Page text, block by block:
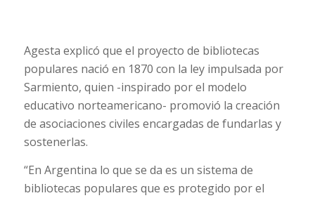
Agesta explicó que el proyecto de bibliotecas
populares nació en 1870 con la ley impulsada por
Sarmiento, quien -inspirado por el modelo
educativo norteamericano- promovió la creación
de asociaciones civiles encargadas de fundarlas y
sostenerlas.
“En Argentina lo que se da es un sistema de
bibliotecas populares que es protegido por el